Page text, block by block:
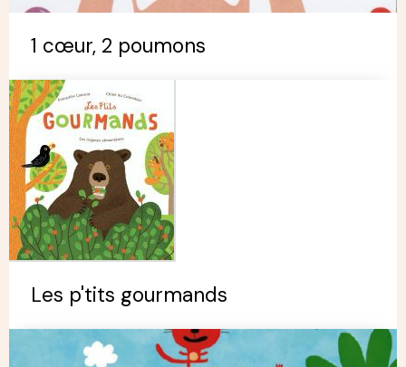
1 cœur, 2 poumons
Les p'tits gourmands